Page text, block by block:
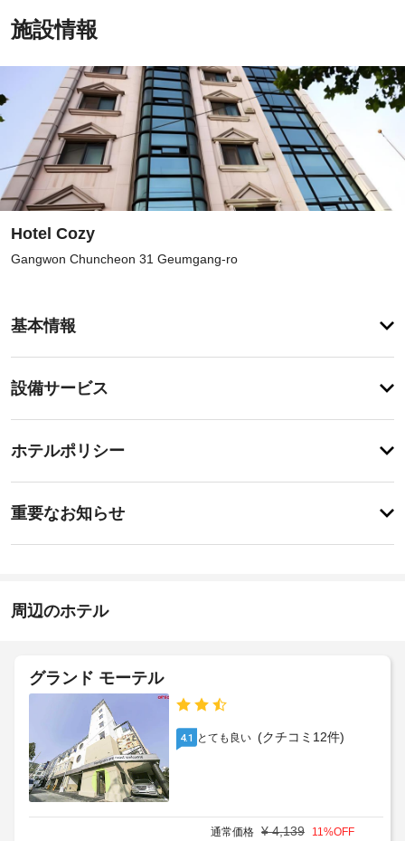
施設情報
Hotel Cozy
Gangwon Chuncheon 31 Geumgang-ro
基本情報
録
が
ま
ん
設備サービス
録
あ
ま
ホテルポリシー
録
が
ま
ん
重要なお知らせ
に
あ
周辺のホテル
グランド モーテル
4.1 とても良い (クチコミ12件)
通常価格 ¥ 4,139 11%OFF